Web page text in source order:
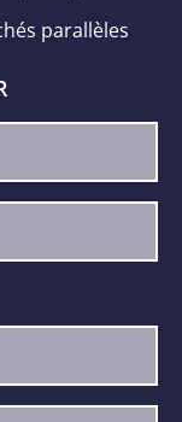
parallèles